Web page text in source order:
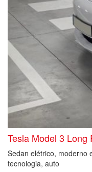
Tesla Model 3 Long
Sedan elétrico, moderno
tecnologia, auto